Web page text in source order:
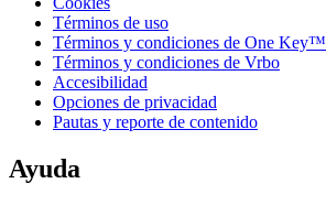
Términos de uso
Términos y condiciones de One Key™
Términos y condiciones de Vrbo
Accesibilidad
Opciones de privacidad
Pautas y reporte de contenido
Ayuda